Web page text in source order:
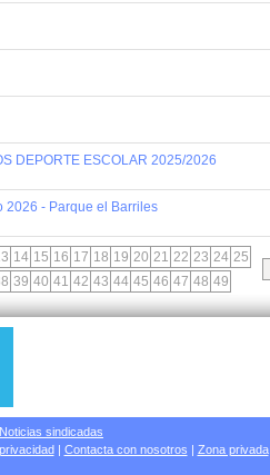
DEPORTE ESCOLAR 2025/2026
2026 - Parque el Barriles
14 15 16 17 18 19 20 21 22 23 24 25
39 40 41 42 43 44 45 46 47 48 49
Noticias sindicadas
| Contacta con nosotros | Zona privada